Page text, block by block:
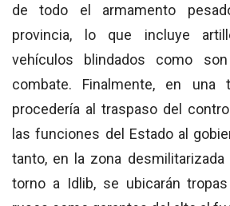
de todo el armamento
provincia, lo que incluye
vehículos blindados como
combate. Finalmente, en una
procedería al traspaso del
las funciones del Estado al
tanto, en la zona
torno a Idlib, se ubicarán